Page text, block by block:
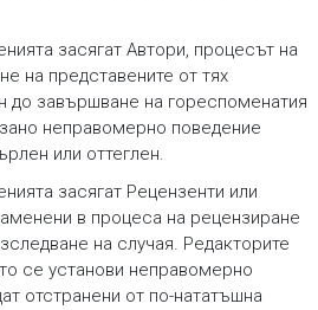
засягат Автори, процесът на
на представените от тях
до завършване на гореспоменатия
неправомерно поведение
или оттеглен.
засягат Рецензенти или
в процеса на рецензиране
на случая. Редакторите
се установи неправомерно
отстранени от по-нататъшна